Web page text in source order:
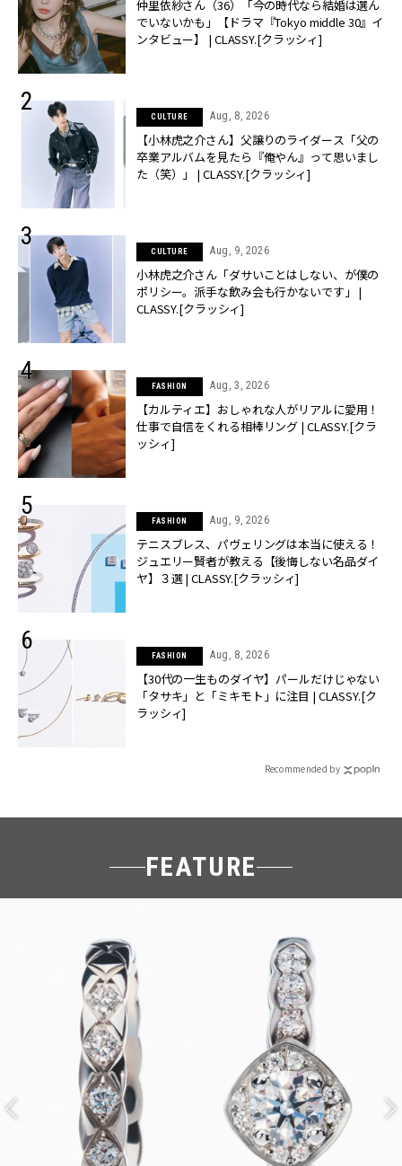
仲里依紗さん（36）「今の時代なら結婚は選ん
でいないかも」【ドラマ『Tokyo middle 30』イ
ンタビュー】 | CLASSY.[クラッシィ]
CULTURE Aug, 8, 2026
【小林虎之介さん】父譲りのライダース「父の
卒業アルバムを見たら『俺やん』って思いまし
た（笑）」 | CLASSY.[クラッシィ]
CULTURE Aug, 9, 2026
小林虎之介さん「ダサいことはしない、が僕の
ポリシー。派手な飲み会も行かないです」 |
CLASSY.[クラッシィ]
FASHION Aug, 3, 2026
【カルティエ】おしゃれな人がリアルに愛用！
仕事で自信をくれる相棒リング | CLASSY.[クラ
ッシィ]
FASHION Aug, 9, 2026
テニスブレス、パヴェリングは本当に使える！
ジュエリー賢者が教える【後悔しない名品ダイ
ヤ】３選 | CLASSY.[クラッシィ]
FASHION Aug, 8, 2026
【30代の一生ものダイヤ】パールだけじゃない
「タサキ」と「ミキモト」に注目 | CLASSY.[ク
ラッシィ]
Recommended by
FEATURE